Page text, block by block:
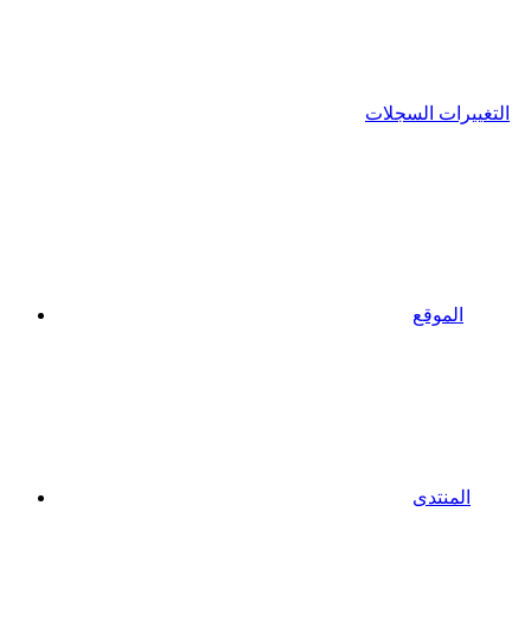
التغييرات السجلات
الموقع
المنتدى